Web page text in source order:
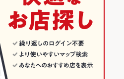
ース4000円～ご用意。単品飲み放題
がたっぷり愉しめる広島食べ尽くしコース
充実、日本酒充実
グ